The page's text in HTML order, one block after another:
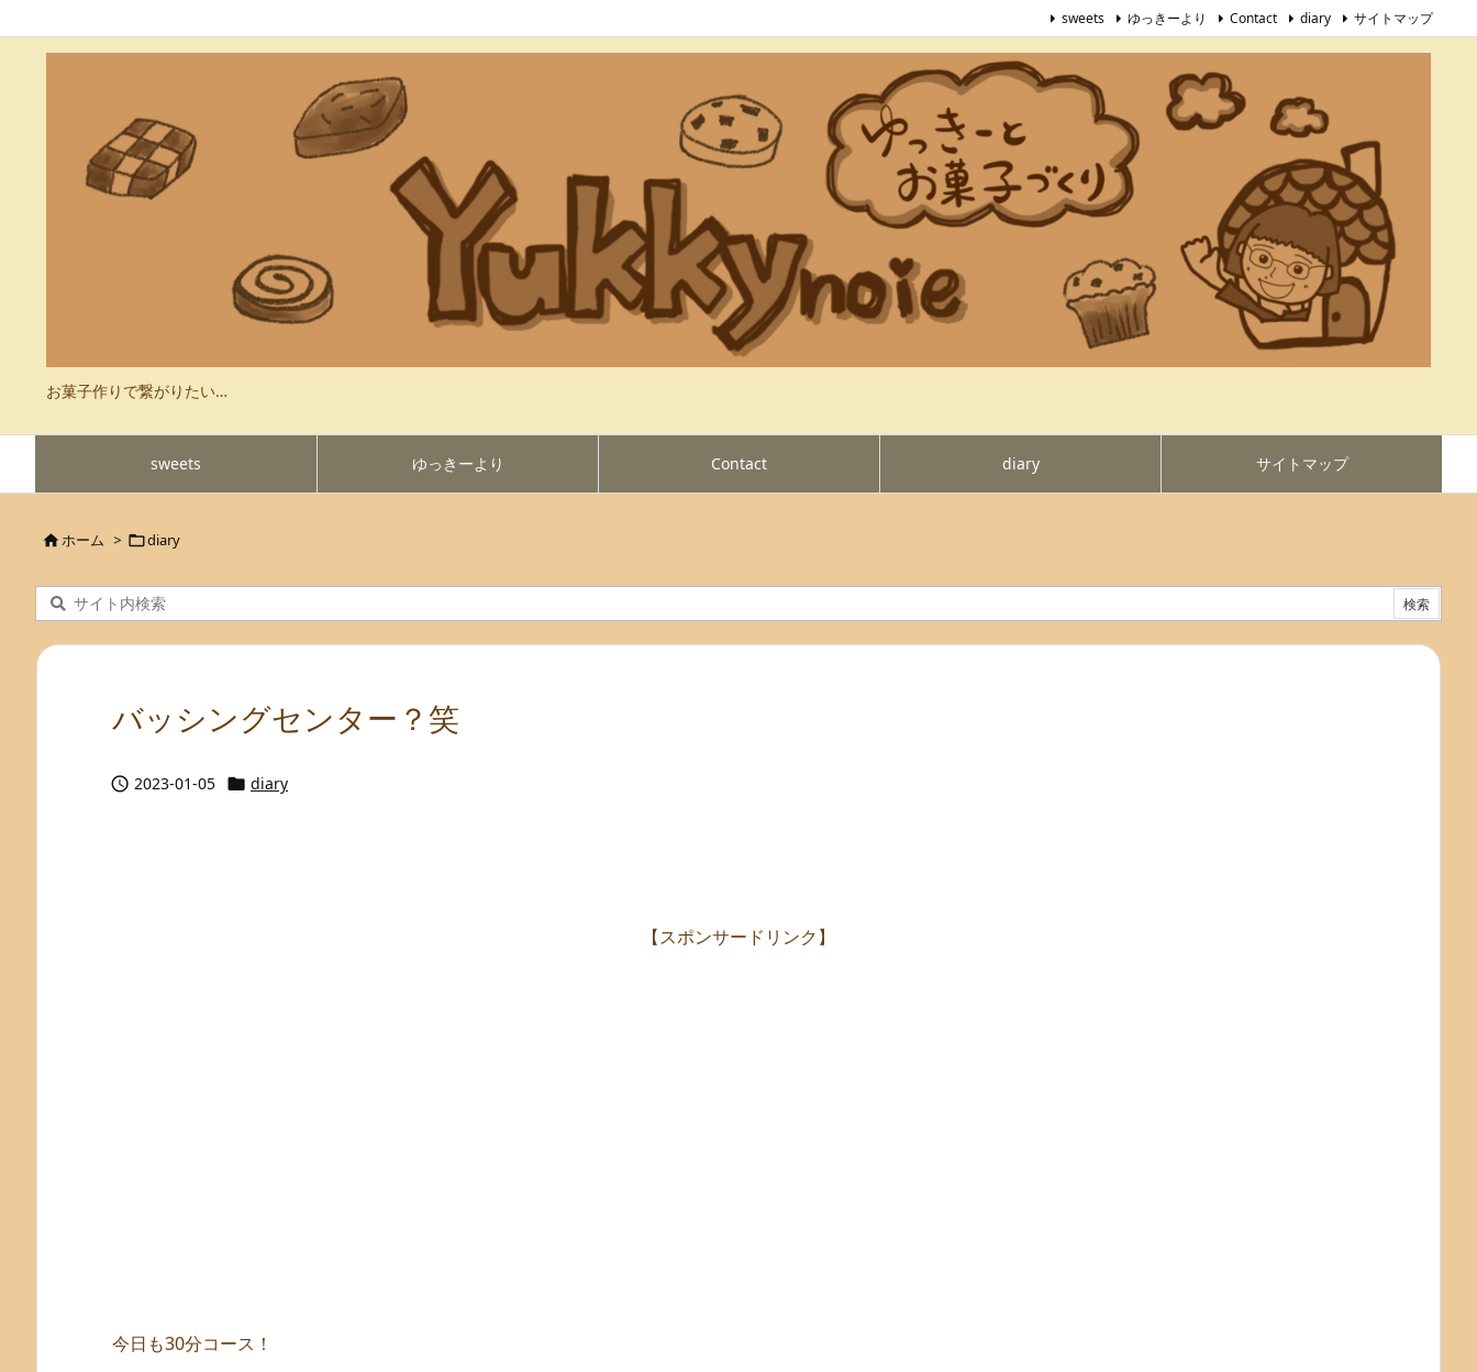
お菓子作りで繋がりたい…
sweets ゆっきーより Contact diary サイトマップ
sweets ゆっきーより Contact diary サイトマップ
ホーム > diary
バッシングセンター？笑
 2023-01-05  diary
【スポンサードリンク】
今日も30分コース！